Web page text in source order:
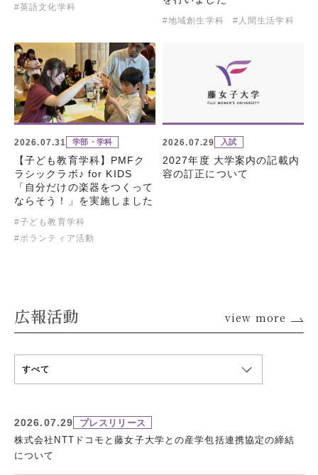
#英語文化学科
#地域創生学科 #人間生活学科
2026.07.31 学部・学科
【子ども教育学科】PMFク
ラシックラボ♪ for KIDS
「自分だけの楽器をつくって
ならそう！」を実施しました
#子ども教育学科
#ボランティア活動
2026.07.29 入試
2027年度 大学案内の記載内
容の訂正について
広報活動 view more
すべて
2026.07.29
プレスリリース
株式会社NTTドコモと藤女子大学との産学包括連携協定の締結
について